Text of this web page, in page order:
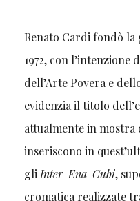
Renato Cardi fondò
1972, con
dell’Arte Povera e
evidenzia il titolo
attualmente in mostra
inseriscono in
gli Inter-Ena-Cubi,
cromatica realizzate